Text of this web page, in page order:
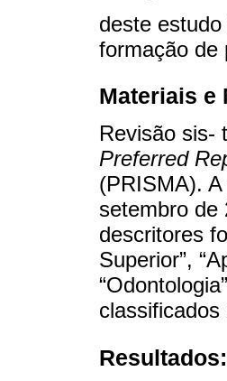
deste
formação de
Materiais e
Revisão sis-
Preferred
(PRISMA).
setembro de
descritores
Superior”,
Resultados: